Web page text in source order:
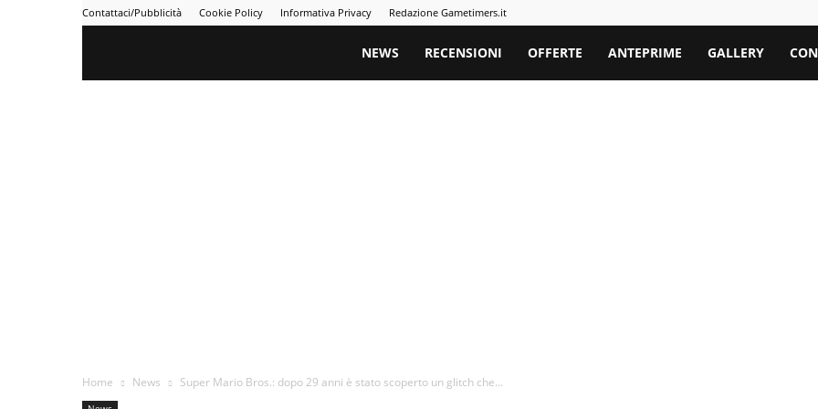
Contattaci/Pubblicità Cookie Policy Informativa Privacy Redazione Gametimers.it
Gametimers
NEWS RECENSIONI OFFERTE ANTEPRIME GALLERY
Home News Super Mario Bros.: dopo 29 anni è stato scoperto un glitch che...